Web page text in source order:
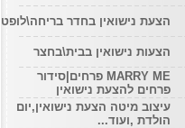
הצעת נישואין בחדר בריחה\לופט
הצעות נישואין בבית\בחצר
MARRY ME פרחים|סידור
פרחים להצעת נישואין
עיצוב מיטה הצעת נישואין,יום
הולדת ,ועוד...